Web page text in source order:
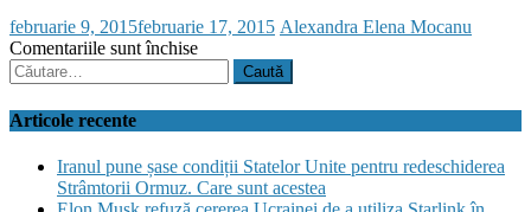
Posted
on
februarie 9, 2015februarie 17, 2015 Author
Alexandra Elena Mocanu
Comentariile sunt închisepentru
VIDEO.
Un
actor
din
„Urzeala
tronurilor”
Caută
după:
Articole recente
Iranul pune șase condiții Statelor Unite pentru redeschiderea
Strâmtorii Ormuz. Care sunt acestea